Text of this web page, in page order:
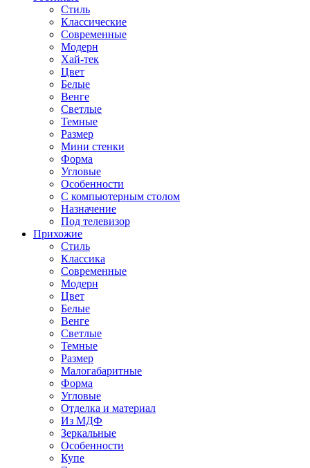
Стиль
Классические
Современные
Модерн
Хай-тек
Цвет
Белые
Венге
Светлые
Темные
Размер
Мини стенки
Форма
Угловые
Особенности
С компьютерным столом
Назначение
Под телевизор
Прихожие
Стиль
Классика
Современные
Модерн
Цвет
Белые
Венге
Светлые
Темные
Размер
Малогабаритные
Форма
Угловые
Отделка и материал
Из МДФ
Зеркальные
Особенности
Купе